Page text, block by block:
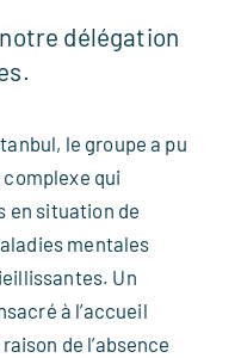
délégation
le groupe a pu
qui
en situation de
mentales
Un
à l’accueil
de l’absence